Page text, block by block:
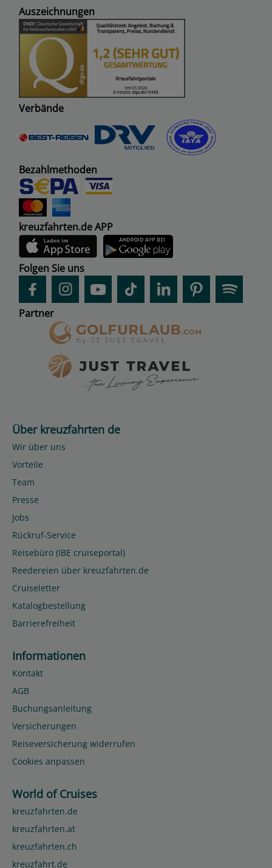
Auszeichnungen
Verbände
Bezahlmethoden
kreuzfahrten.de APP
Folgen Sie uns
Partner
Über kreuzfahrten de
Wir über uns
Vorteile
Team
Presse
Jobs
Rückruf-Service
Reisebüro (IBE cruiseportal)
Reedereien über kreuzfahrten.de
Cruiseletter
Katalogbestellung
Barrierefreiheit
Informationen
Kontakt
AGB
Buchungsanleitung
Versicherungen
Reiseversicherung widerrufen
Cookies anpassen
World of Cruises
kreuzfahrten.de
kreuzfahrten.at
kreuzfahrten.ch
kreuzfahrt.de